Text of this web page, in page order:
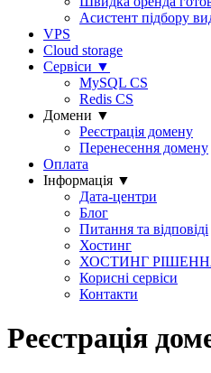
Асистент підбору
VPS
Cloud storage
Сервіси ▼
MySQL CS
Redis CS
Домени ▼
Реєстрація домену
Перенесення домену
Оплата
Інформація ▼
Дата-центри
Блог
Питання та відповіді
Хостинг
ХОСТИНГ
Корисні сервіси
Контакти
Реєстрація